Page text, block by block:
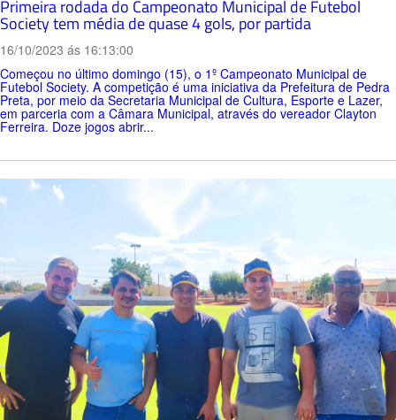
Primeira rodada do Campeonato Municipal de Futebol
Society tem média de quase 4 gols, por partida
16/10/2023 ás 16:13:00
Começou no último domingo (15), o 1º Campeonato Municipal de
Futebol Society. A competição é uma iniciativa da Prefeitura de Pedra
Preta, por meio da Secretaria Municipal de Cultura, Esporte e Lazer,
em parceria com a Câmara Municipal, através do vereador Clayton
Ferreira. Doze jogos abrir...